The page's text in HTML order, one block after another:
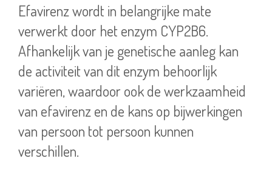
Efavirenz wordt in belangrijke mate
verwerkt door het enzym CYP2B6.
Afhankelijk van je genetische aanleg kan
de activiteit van dit enzym behoorlijk
variëren, waardoor ook de werkzaamheid
van efavirenz en de kans op bijwerkingen
van persoon tot persoon kunnen
verschillen.